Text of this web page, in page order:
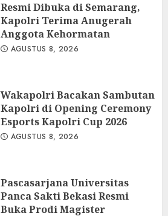
Resmi Dibuka di Semarang,
Kapolri Terima Anugerah
Anggota Kehormatan
AGUSTUS 8, 2026
Wakapolri Bacakan Sambutan
Kapolri di Opening Ceremony
Esports Kapolri Cup 2026
AGUSTUS 8, 2026
Pascasarjana Universitas
Panca Sakti Bekasi Resmi
Buka Prodi Magister